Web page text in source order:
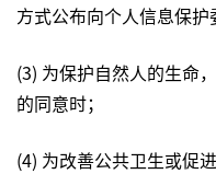
方式公布向个人信息保护
(3) 为保护自然人的生命
的同意时；
(4) 为改善公共卫生或促